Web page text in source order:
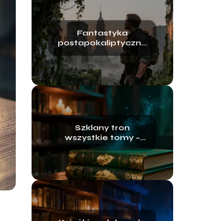
Fantastyka
postapokaliptyczna
– najlepsze książki i
filmy
Szklany tron
wszystkie tomy –
kolejność czytania
serii